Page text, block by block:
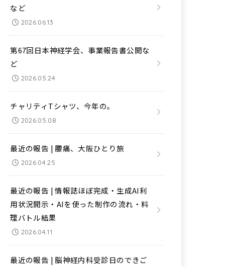
など
2026.06.13
第67回日本神経学会、事業報告書公開な
ど
2026.05.24
チャリティTシャツ、今年の。
2026.05.08
最近の報告 | 腰痛、大阪ひとり旅
2026.04.25
最近の報告 | 情報誌ほぼ完成・生成AI利
用状況開示・AIを使った制作の流れ・料
理バトル結果
2026.04.11
最近の報告 | 脳神経内科受診日のできご